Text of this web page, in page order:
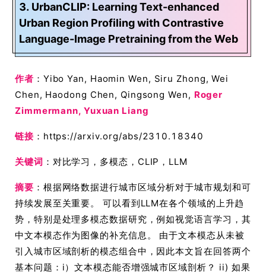
3. UrbanCLIP: Learning Text-enhanced
Urban Region Profiling with Contrastive
Language-Image Pretraining from the Web
作者 ：Yibo Yan, Haomin Wen, Siru Zhong, Wei
Chen, Haodong Chen, Qingsong Wen, Roger
Zimmermann, Yuxuan Liang
链接：https://arxiv.org/abs/2310.18340
关键词 ：对比学习，多模态，CLIP，LLM
摘要 ：根据网络数据进行城市区域分析对于城市规划和可
持续发展至关重要。 可以看到LLM在各个领域的上升趋
势，特别是处理多模态数据研究，例如视觉语言学习，其
中文本模态作为图像的补充信息。 由于文本模态从未被
引入城市区域剖析的模态组合中，因此本文旨在回答两个
基本问题：i）文本模态能否增强城市区域剖析？ ii) 如果